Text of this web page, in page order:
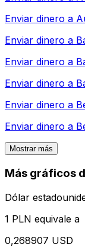
Enviar dinero a
Enviar dinero a
Enviar dinero a
Enviar dinero a
Enviar dinero a
Enviar dinero a
Mostrar más
Más gráficos
Dólar
1 PLN equivale a
0,268907 USD